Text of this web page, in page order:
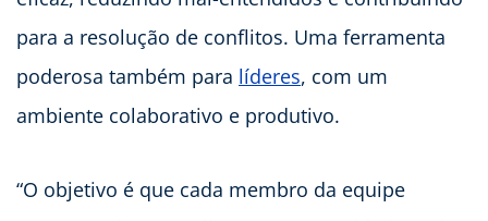
para a resolução de conflitos. Uma ferramenta
poderosa também para líderes, com um
ambiente colaborativo e produtivo.
“O objetivo é que cada membro da equipe